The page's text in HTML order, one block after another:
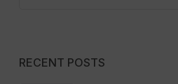
RECENT POSTS